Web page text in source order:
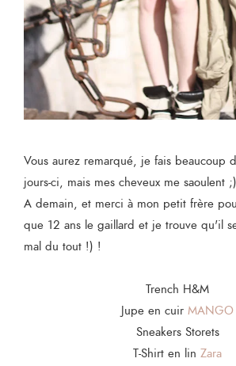
Vous aurez remarqué, je fais beaucoup
jours-ci, mais mes cheveux me saoulent ;)
A demain, et merci à mon petit frère
que 12 ans le gaillard et je trouve qu'il
mal du tout !) !
Trench H&M
Jupe en cuir MANGO
Sneakers Storets
T-Shirt en lin Zara